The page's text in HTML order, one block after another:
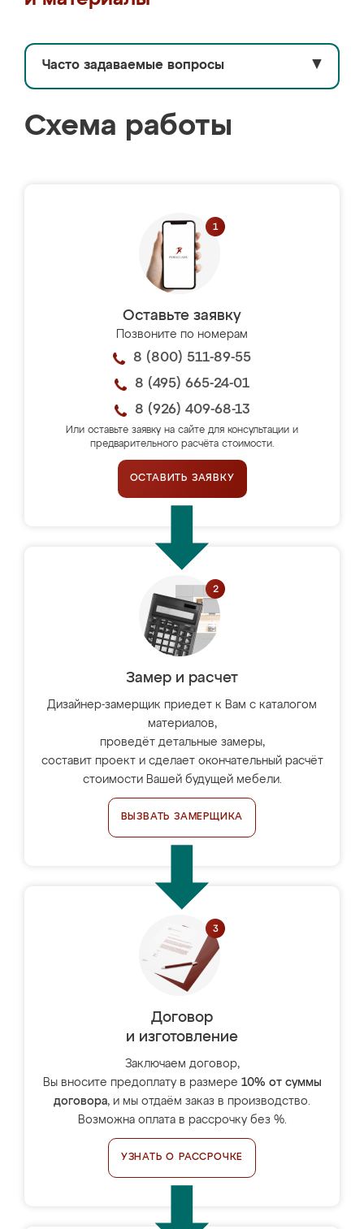
Часто задаваемые вопросы ▼
Схема работы
Оставьте заявку
Позвоните по номерам
8 (800) 511-89-55
8 (495) 665-24-01
8 (926) 409-68-13
Или оставьте заявку на сайте для консультации и
предварительного расчёта стоимости.
ОСТАВИТЬ ЗАЯВКУ
Замер и расчет
Дизайнер-замерщик приедет к Вам с каталогом
материалов,
проведёт детальные замеры,
составит проект и сделает окончательный расчёт
стоимости Вашей будущей мебели.
ВЫЗВАТЬ ЗАМЕРЩИКА
Договор
и изготовление
Заключаем договор,
Вы вносите предоплату в размере 10% от суммы
договора, и мы отдаём заказ в производство.
Возможна оплата в рассрочку без %.
УЗНАТЬ О РАССРОЧКЕ